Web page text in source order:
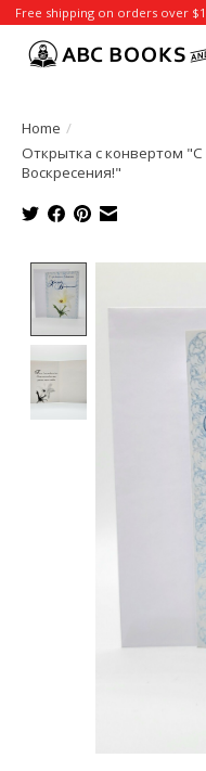
Free shipping on orders over
Home /
Открытка с конвертом
Воскресения!"